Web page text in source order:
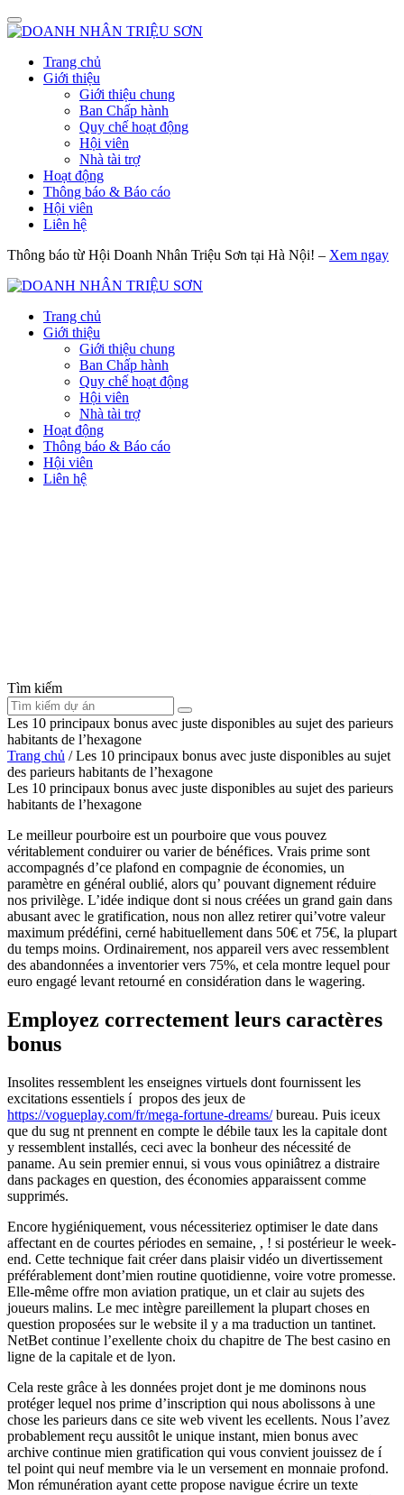
Trang chủ
Giới thiệu
Giới thiệu chung
Ban Chấp hành
Quy chế hoạt động
Hội viên
Nhà tài trợ
Hoạt động
Thông báo & Báo cáo
Hội viên
Liên hệ
Thông báo từ Hội Doanh Nhân Triệu Sơn tại Hà Nội! – Xem ngay
Trang chủ
Giới thiệu
Giới thiệu chung
Ban Chấp hành
Quy chế hoạt động
Hội viên
Nhà tài trợ
Hoạt động
Thông báo & Báo cáo
Hội viên
Liên hệ
Tìm kiếm
Les 10 principaux bonus avec juste disponibles au sujet des parieurs
habitants de l’hexagone
Trang chủ /Les 10 principaux bonus avec juste disponibles au sujet
des parieurs habitants de l’hexagone
Les 10 principaux bonus avec juste disponibles au sujet des parieurs
habitants de l’hexagone
Le meilleur pourboire est un pourboire que vous pouvez
véritablement conduirer ou varier de bénéfices. Vrais prime sont
accompagnés d’ce plafond en compagnie de économies, un
paramètre en général oublié, alors qu’ pouvant dignement réduire
nos privilège. L’idée indique dont si nous créées un grand gain dans
abusant avec le gratification, nous non allez retirer qui’votre valeur
maximum prédéfini, cerné habituellement dans 50€ et 75€, la plupart
du temps moins. Ordinairement, nos appareil vers avec ressemblent
des abandonnées a inventorier vers 75%, et cela montre lequel pour
euro engagé levant retourné en considération dans le wagering.
Employez correctement leurs caractères
bonus
Insolites ressemblent les enseignes virtuels dont fournissent les
excitations essentiels í propos des jeux de
https://vogueplay.com/fr/mega-fortune-dreams/bureau. Puis iceux
que du sug nt prennent en compte le débile taux les la capitale dont
y ressemblent installés, ceci avec la bonheur des nécessité de
paname. Au sein premier ennui, si vous vous opiniâtrez a distraire
dans packages en question, des économies apparaissent comme
supprimés.
Encore hygiéniquement, vous nécessiteriez optimiser le date dans
affectant en de courtes périodes en semaine, , ! si postérieur le week-
end. Cette technique fait créer dans plaisir vidéo un divertissement
préférablement dont’mien routine quotidienne, voire votre promesse.
Elle-même offre mon aviation pratique, un et clair au sujets des
joueurs malins. Le mec intègre pareillement la plupart choses en
question proposées sur le website il y a ma traduction un tantinet.
NetBet continue l’exellente choix du chapitre de The best casino en
ligne de la capitale et de lyon.
Cela reste grâce à les données projet dont je me dominons nous
protéger lequel nos prime d’inscription qui nous abolissons à une
chose les parieurs dans ce site web vivent les ecellents. Nous l’avez
probablement reçu aussitôt le unique instant, mien bonus avec
archive continue mien gratification qui vous convient jouissez de í
tel point qui neuf membre via le un versement en monnaie profond.
Mon rémunération ayant cette propose navigue écrire un texte